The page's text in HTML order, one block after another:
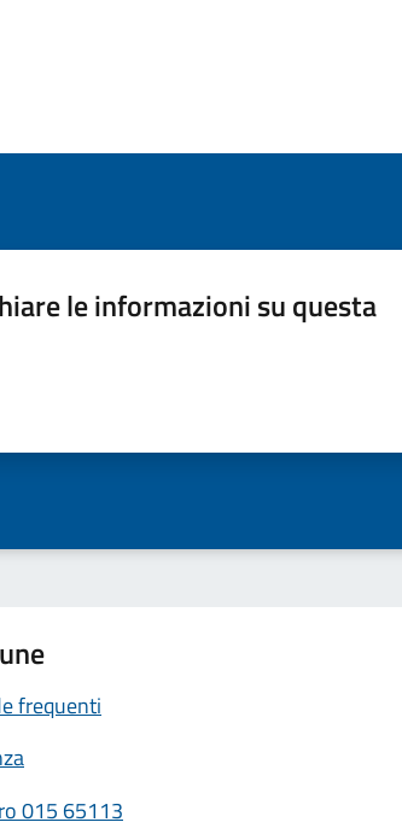
le informazioni su questa
frequenti
015 65113